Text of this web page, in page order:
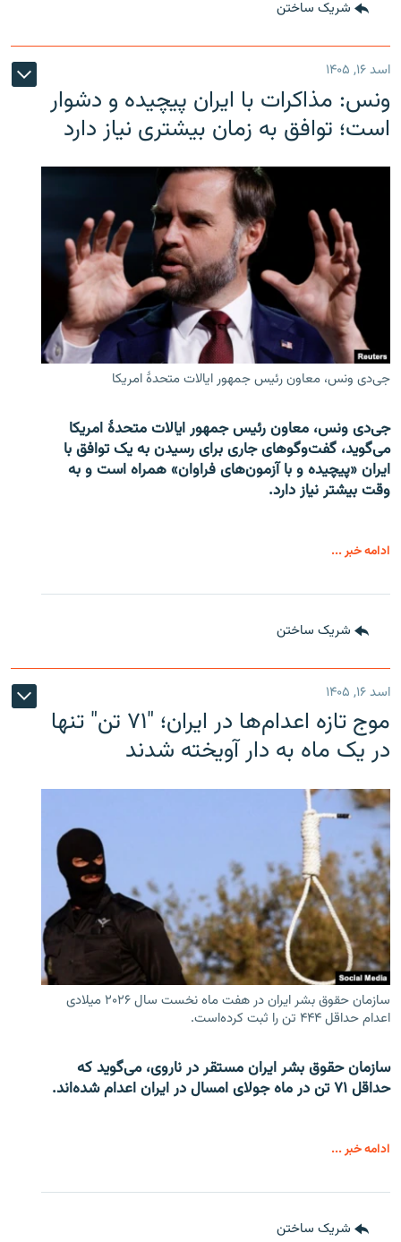
شریک ساختن
اسد ۱۶, ۱۴۰۵
ونس: مذاکرات با ایران پیچیده و دشوار
است؛ توافق به زمان بیشتری نیاز دارد
جی‌دی ونس، معاون رئیس جمهور ایالات متحدۀ امریکا
جی‌دی ونس، معاون رئیس جمهور ایالات متحدۀ امریکا
می‌گوید، گفت‌وگوهای جاری برای رسیدن به یک توافق با
ایران «پیچیده و با آزمون‌های فراوان» همراه است و به
وقت بیشتر نیاز دارد.
ادامه خبر ...
شریک ساختن
اسد ۱۶, ۱۴۰۵
موج تازه اعدام‌ها در ایران؛ "۷۱ تن" تنها
در یک ماه به دار آویخته شدند
سازمان حقوق بشر ایران در هفت ماه نخست سال ۲۰۲۶ میلادی
اعدام حداقل ۴۴۴ تن را ثبت کرده‌است.
سازمان حقوق بشر ایران مستقر در ناروی، می‌گوید که
حداقل ۷۱ تن در ماه جولای امسال در ایران اعدام شده‌اند.
ادامه خبر ...
شریک ساختن